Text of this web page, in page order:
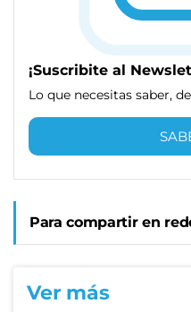
¡Suscribite al
Lo que necesitas saber,
Para compartir en
Ver más